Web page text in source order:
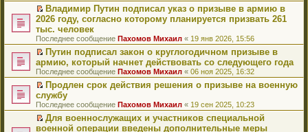
с
о
о
б
щ
е
н
и
ю
н
н
о
м
у
с
о
о
б
щ
е
н
и
ю
е
п
р
о
ч
и
т
а
н
н
о
м
у
с
о
о
м
у
н
е
п
р
о
ч
и
т
а
н
н
о
к
п
е
р
в
о
м
у
н
е
п
р
о
ч
и
е
й
т
и
к
п
е
р
в
о
м
у
н
е
п
П
е
р
е
й
т
и
к
п
е
р
в
о
м
Владимир Путин подписал указ о призыве в армию в
2026 году, согласно которому планируется призвать 261
тыс. человек
Последнее сообщение Пахомов Михаил « 19 янв 2026, 15:56
П
е
р
е
й
т
и
к
п
Путин подписал закон о круглогодичном призыве в
армию, который начнет действовать со следующего года
Последнее сообщение Пахомов Михаил « 06 ноя 2025, 16:32
П
е
р
е
й
Продлен срок действия решения о призыве на военную
службу
Последнее сообщение Пахомов Михаил « 19 сен 2025, 10:23
П
Для военнослужащих и участников специальной
военной операции введены дополнительные меры